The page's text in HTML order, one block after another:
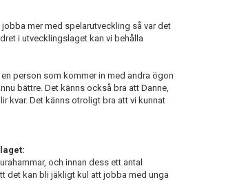
mer med spelarutveckling så var det
i utvecklingslaget kan vi behålla
person som kommer in med andra ögon
bättre. Det känns också bra att Danne,
kvar. Det känns otroligt bra att vi kunnat
och innan dess ett antal
det kan bli jäkligt kul att jobba med unga